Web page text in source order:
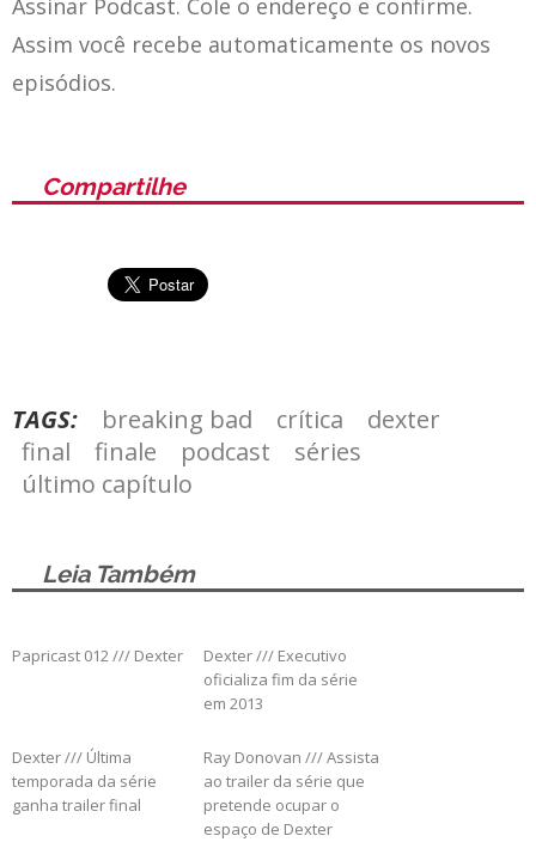
Assinar Podcast. Cole o endereço e confirme.
Assim você recebe automaticamente os novos
episódios.
Compartilhe
TAGS: breaking bad crítica
dexter
final
finale podcast
séries
último capítulo
Leia Também
Papricast 012 /// Dexter
Dexter /// Executivo
oficializa fim da série
em 2013
Dexter /// Última
temporada da série
ganha trailer final
Ray Donovan /// Assista
ao trailer da série que
pretende ocupar o
espaço de Dexter